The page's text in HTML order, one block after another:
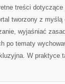
treści
tworzony z myślą
wyjaśniać
po tematy
W praktyce